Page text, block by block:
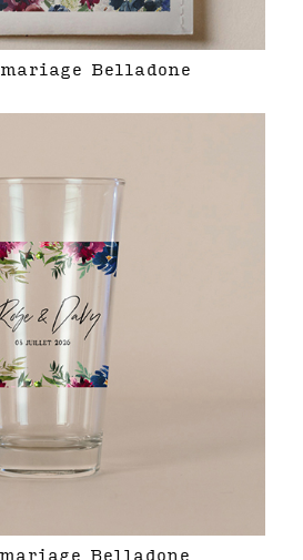
Belladone
Belladone